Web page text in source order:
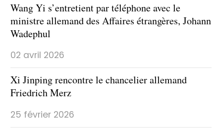
Wang Yi s’entretient par téléphone avec le
ministre allemand des Affaires étrangères, Johann
Wadephul
02 avril 2026
Xi Jinping rencontre le chancelier allemand
Friedrich Merz
25 février 2026